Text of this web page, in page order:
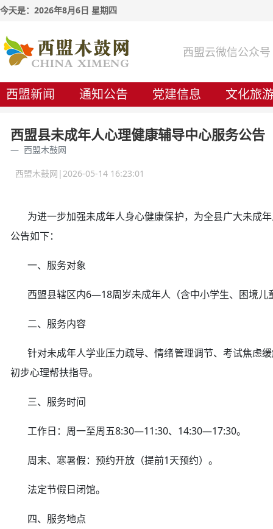
今天是：2026年8月6日 星期四
西盟云微信公众号
西盟新闻 通知公告 党建信息 文化旅
西盟县未成年人心理健康辅导中心服务公告
西盟木鼓网
西盟木鼓网|2026-05-14 16:23:01
为进一步加强未成年人身心健康保护，为全县广大未成年
公告如下：
一、服务对象
西盟县辖区内6—18周岁未成年人（含中小学生、困境儿
二、服务内容
针对未成年人学业压力疏导、情绪管理调节、考试焦虑缓
初步心理帮扶指导。
三、服务时间
工作日：周一至周五8:30—11:30、14:30—17:30。
周末、寒暑假：预约开放（提前1天预约）。
法定节假日闭馆。
四、服务地点